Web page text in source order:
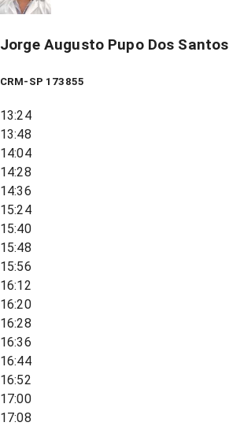
Jorge Augusto Pupo Dos Santos
CRM-SP 173855
13:24
13:48
14:04
14:28
14:36
15:24
15:40
15:48
15:56
16:12
16:20
16:28
16:36
16:44
16:52
17:00
17:08